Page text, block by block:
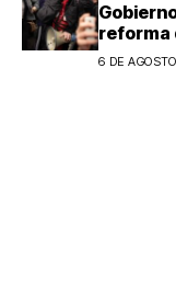
reforma
6 DE